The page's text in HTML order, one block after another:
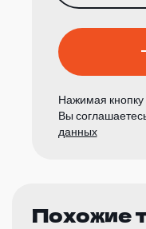
Нажимая кнопку
Вы
данных
Похожие